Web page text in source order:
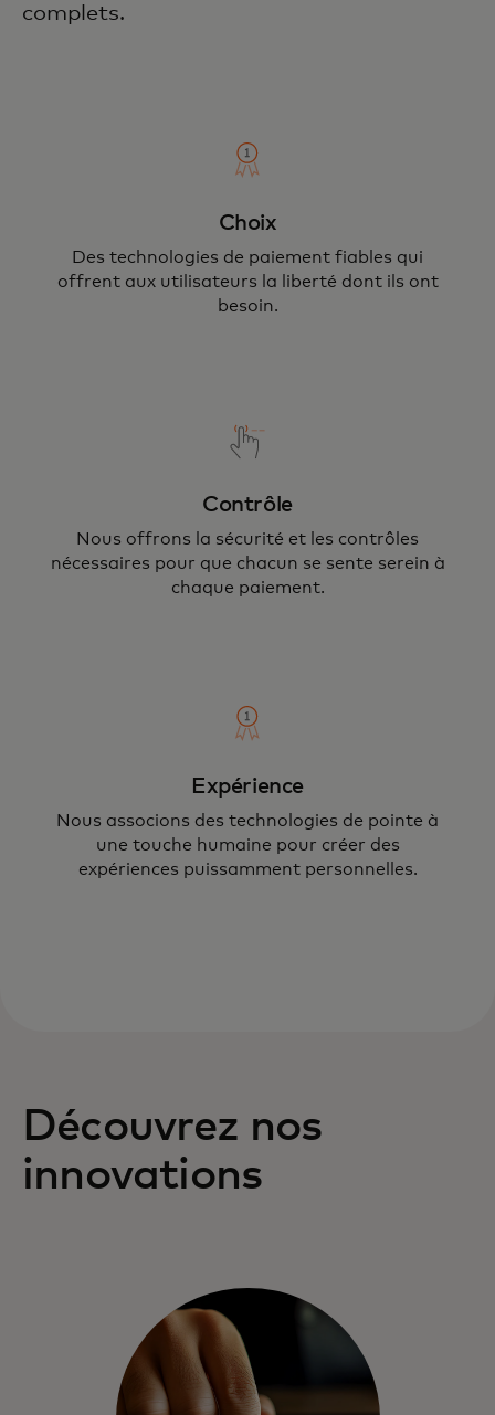
complets.
Choix
Des technologies de paiement fiables qui
offrent aux utilisateurs la liberté dont ils ont
besoin.
Contrôle
Nous offrons la sécurité et les contrôles
nécessaires pour que chacun se sente serein à
chaque paiement.
Expérience
Nous associons des technologies de pointe à
une touche humaine pour créer des
expériences puissamment personnelles.
Découvrez nos
innovations